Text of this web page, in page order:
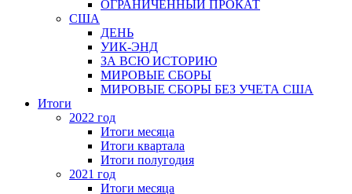
ОГРАНИЧЕННЫЙ ПРОКАТ
США
ДЕНЬ
УИК-ЭНД
ЗА ВСЮ ИСТОРИЮ
МИРОВЫЕ СБОРЫ
МИРОВЫЕ СБОРЫ БЕЗ УЧЕТА США
Итоги
2022 год
Итоги месяца
Итоги квартала
Итоги полугодия
2021 год
Итоги месяца